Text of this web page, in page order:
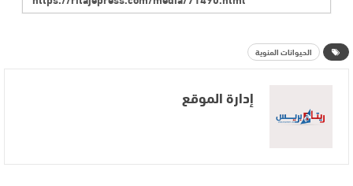
الحيوانات المنوية
إدارة الموقع